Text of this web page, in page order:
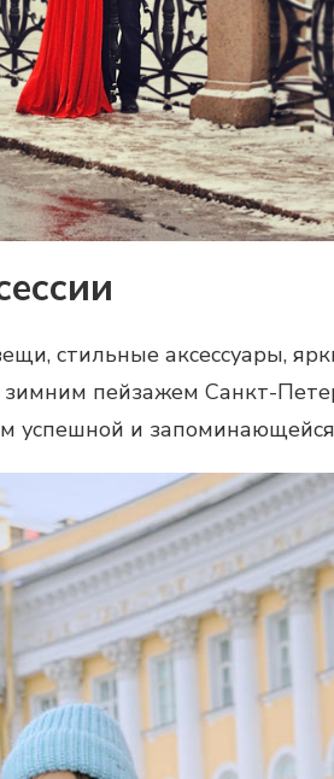
стильные аксессуары,
пейзажем Санкт-
успешной и